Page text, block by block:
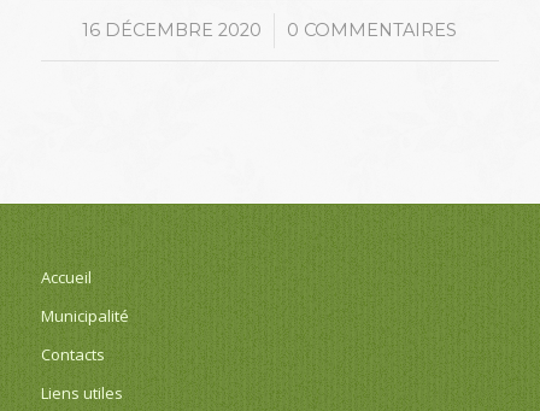
16 DÉCEMBRE 2020
/ 0 COMMENTAIRES
Accueil
Municipalité
Contacts
Liens utiles